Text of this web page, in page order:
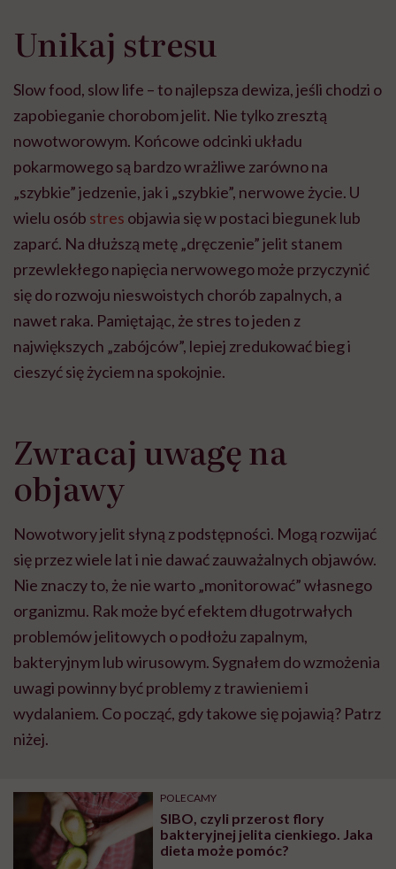
może chyba tylko
głupota i brak
pracy
Unikaj stresu
Slow food, slow life – to najlepsza dewiza, jeśli chodzi o
zapobieganie chorobom jelit. Nie tylko zresztą
nowotworowym. Końcowe odcinki układu
pokarmowego są bardzo wrażliwe zarówno na
„szybkie” jedzenie, jak i „szybkie”, nerwowe życie. U
wielu osób stres objawia się w postaci biegunek lub
zaparć. Na dłuższą metę „dręczenie” jelit stanem
przewlekłego napięcia nerwowego może przyczynić
się do rozwoju nieswoistych chorób zapalnych, a
nawet raka. Pamiętając, że stres to jeden z
największych „zabójców”, lepiej zredukować bieg i
cieszyć się życiem na spokojnie.
Zwracaj uwagę na
objawy
Nowotwory jelit słyną z podstępności. Mogą rozwijać
się przez wiele lat i nie dawać zauważalnych objawów.
Nie znaczy to, że nie warto „monitorować” własnego
organizmu. Rak może być efektem długotrwałych
problemów jelitowych o podłożu zapalnym,
bakteryjnym lub wirusowym. Sygnałem do wzmożenia
uwagi powinny być problemy z trawieniem i
wydalaniem. Co począć, gdy takowe się pojawią? Patrz
niżej.
POLECAMY
SIBO, czyli przerost flory
bakteryjnej jelita cienkiego. Jaka
dieta może pomóc?